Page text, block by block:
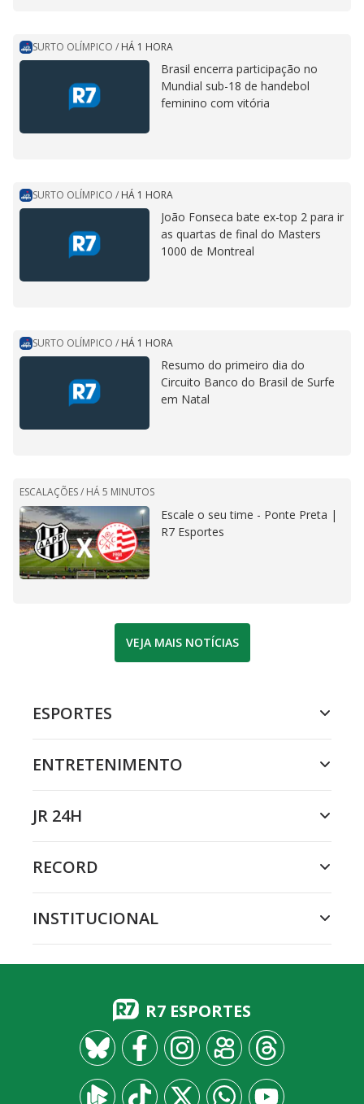
SURTO OLÍMPICO / HÁ 1 HORA
Brasil encerra participação no
Mundial sub-18 de handebol
feminino com vitória
SURTO OLÍMPICO / HÁ 1 HORA
João Fonseca bate ex-top 2 para ir
as quartas de final do Masters
1000 de Montreal
SURTO OLÍMPICO / HÁ 1 HORA
Resumo do primeiro dia do
Circuito Banco do Brasil de Surfe
em Natal
ESCALAÇÕES / HÁ 5 MINUTOS
Escale o seu time - Ponte Preta |
R7 Esportes
VEJA MAIS NOTÍCIAS
ESPORTES
ENTRETENIMENTO
JR 24H
RECORD
INSTITUCIONAL
R7 ESPORTES